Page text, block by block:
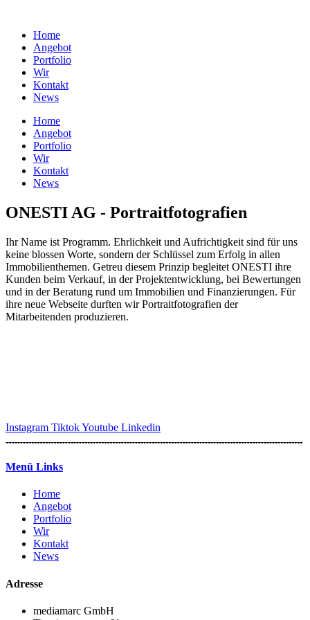
Home
Angebot
Portfolio
Wir
Kontakt
News
Home
Angebot
Portfolio
Wir
Kontakt
News
ONESTI AG - Portraitfotografien
Ihr Name ist Programm. Ehrlichkeit und Aufrichtigkeit sind für uns
keine blossen Worte, sondern der Schlüssel zum Erfolg in allen
Immobilienthemen. Getreu diesem Prinzip begleitet ONESTI ihre
Kunden beim Verkauf, in der Projektentwicklung, bei Bewertungen
und in der Beratung rund um Immobilien und Finanzierungen. Für
ihre neue Webseite durften wir Portraitfotografien der
Mitarbeitenden produzieren.
Instagram TiktokYoutube Linkedin
Menü Links
Home
Angebot
Portfolio
Wir
Kontakt
News
Adresse
mediamarc GmbH